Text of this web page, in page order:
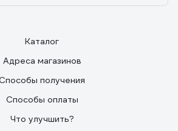
Каталог
Адреса магазинов
получения
Способы оплаты
Что улучшить?